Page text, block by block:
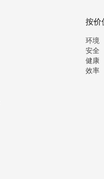
按价
环境
安全
健康
效率